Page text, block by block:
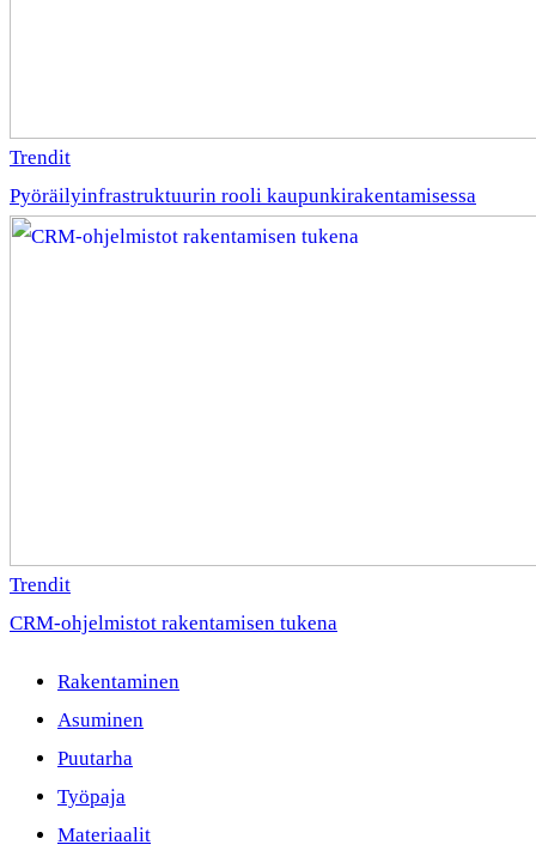
Trendit
Pyöräilyinfrastruktuurin rooli kaupunkirakentamisessa
Trendit
CRM-ohjelmistot rakentamisen tukena
Rakentaminen
Asuminen
Puutarha
Työpaja
Materiaalit